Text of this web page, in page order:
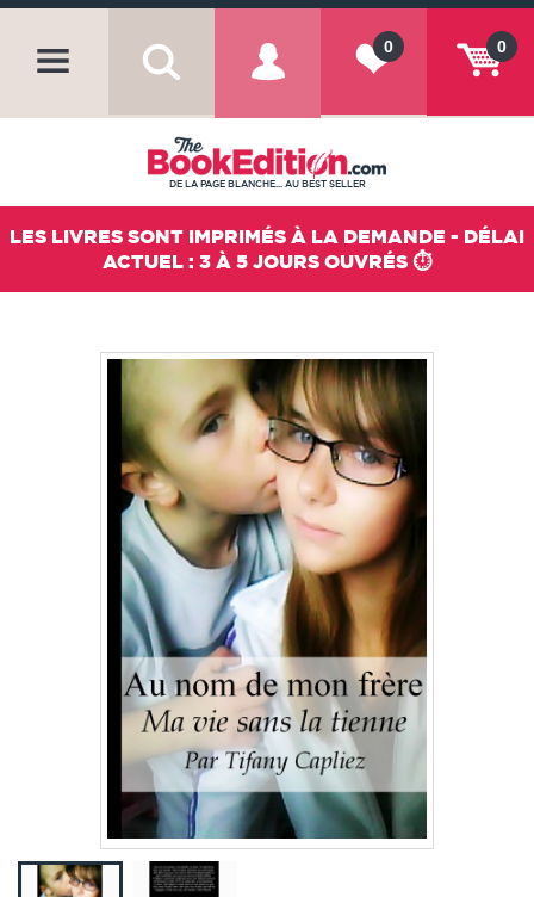
0
0
DE LA PAGE BLANCHE... AU BEST SELLER
LES LIVRES SONT IMPRIMÉS À LA DEMANDE - DÉLAI
ACTUEL : 3 À 5 JOURS OUVRÉS ⏱️